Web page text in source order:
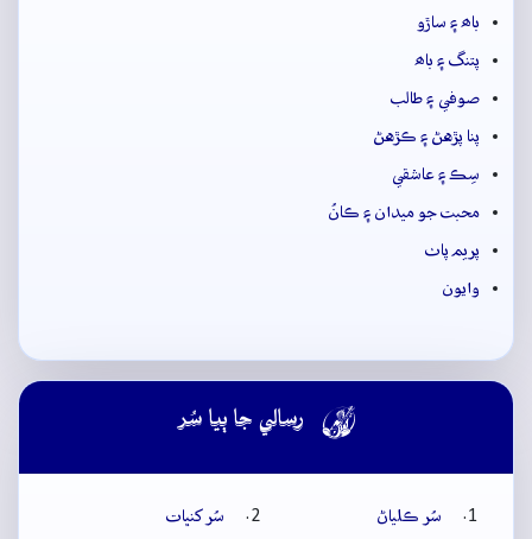
باھ ۽ ساڙو
پتنگ ۽ باھ
صوفي ۽ طالب
پنا پڙهڻ ۽ ڪڙهڻ
سِڪ ۽ عاشقي
محبت جو ميدان ۽ ڪانُ
پريم پاٺ
وايون
 رسالي جا ٻيا سُر
سُر ڪلياڻ
سُر کنڀات